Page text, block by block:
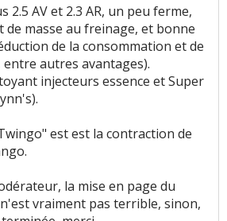
2.5 AV et 2.3 AR, un peu ferme,
masse au freinage, et bonne
de la consommation et de
autres avantages).
injecteurs essence et Super
est est la contraction de
la mise en page du
vraiment pas terrible, sinon,